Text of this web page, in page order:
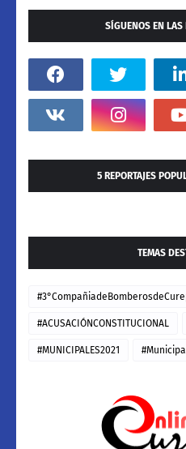
SÍGUENOS EN LAS
5 REPORTAJES
TEMAS
#ACUSACIÓNCONSTITUCIONAL
#MUNICIPALES2021